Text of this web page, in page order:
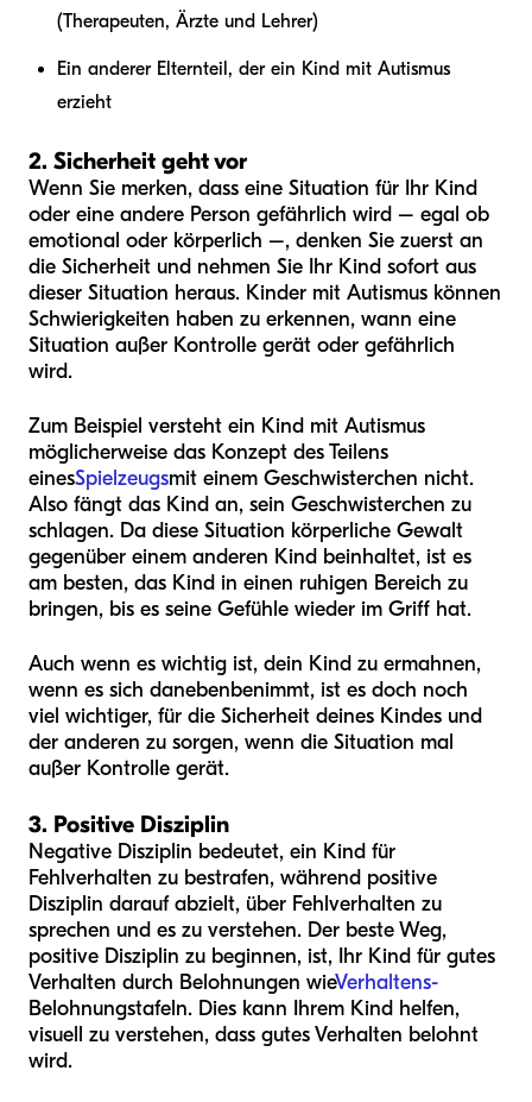
(Therapeuten, Ärzte und Lehrer)
Ein anderer Elternteil, der ein Kind mit Autismus
erzieht
2. Sicherheit geht vor
Wenn Sie merken, dass eine Situation für Ihr Kind
oder eine andere Person gefährlich wird – egal ob
emotional oder körperlich –, denken Sie zuerst an
die Sicherheit und nehmen Sie Ihr Kind sofort aus
dieser Situation heraus. Kinder mit Autismus können
Schwierigkeiten haben zu erkennen, wann eine
Situation außer Kontrolle gerät oder gefährlich
wird.
Zum Beispiel versteht ein Kind mit Autismus
möglicherweise das Konzept des Teilens
einesSpielzeugsmit einem Geschwisterchen nicht.
Also fängt das Kind an, sein Geschwisterchen zu
schlagen. Da diese Situation körperliche Gewalt
gegenüber einem anderen Kind beinhaltet, ist es
am besten, das Kind in einen ruhigen Bereich zu
bringen, bis es seine Gefühle wieder im Griff hat.
Auch wenn es wichtig ist, dein Kind zu ermahnen,
wenn es sich danebenbenimmt, ist es doch noch
viel wichtiger, für die Sicherheit deines Kindes und
der anderen zu sorgen, wenn die Situation mal
außer Kontrolle gerät.
3. Positive Disziplin
Negative Disziplin bedeutet, ein Kind für
Fehlverhalten zu bestrafen, während positive
Disziplin darauf abzielt, über Fehlverhalten zu
sprechen und es zu verstehen. Der beste Weg,
positive Disziplin zu beginnen, ist, Ihr Kind für gutes
Verhalten durch Belohnungen wieVerhaltens-
Belohnungstafeln. Dies kann Ihrem Kind helfen,
visuell zu verstehen, dass gutes Verhalten belohnt
wird.